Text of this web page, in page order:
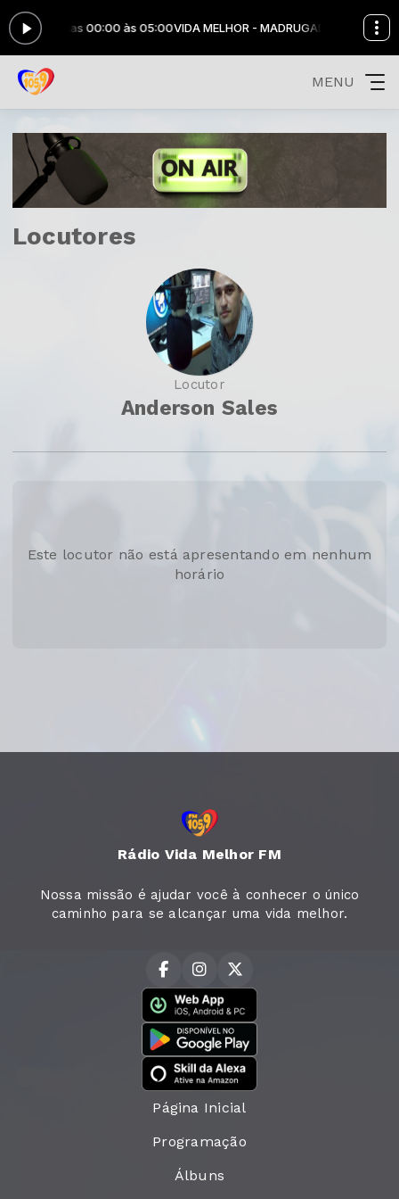
das 00:00 às 05:00VIDA MELHOR - MADRUGADA das 00:00
MENU
Locutores
Locutor
Anderson Sales
Este locutor não está apresentando em nenhum
horário
Rádio Vida Melhor FM
Nossa missão é ajudar você à conhecer o único
caminho para se alcançar uma vida melhor.
Página Inicial
Programação
Álbuns